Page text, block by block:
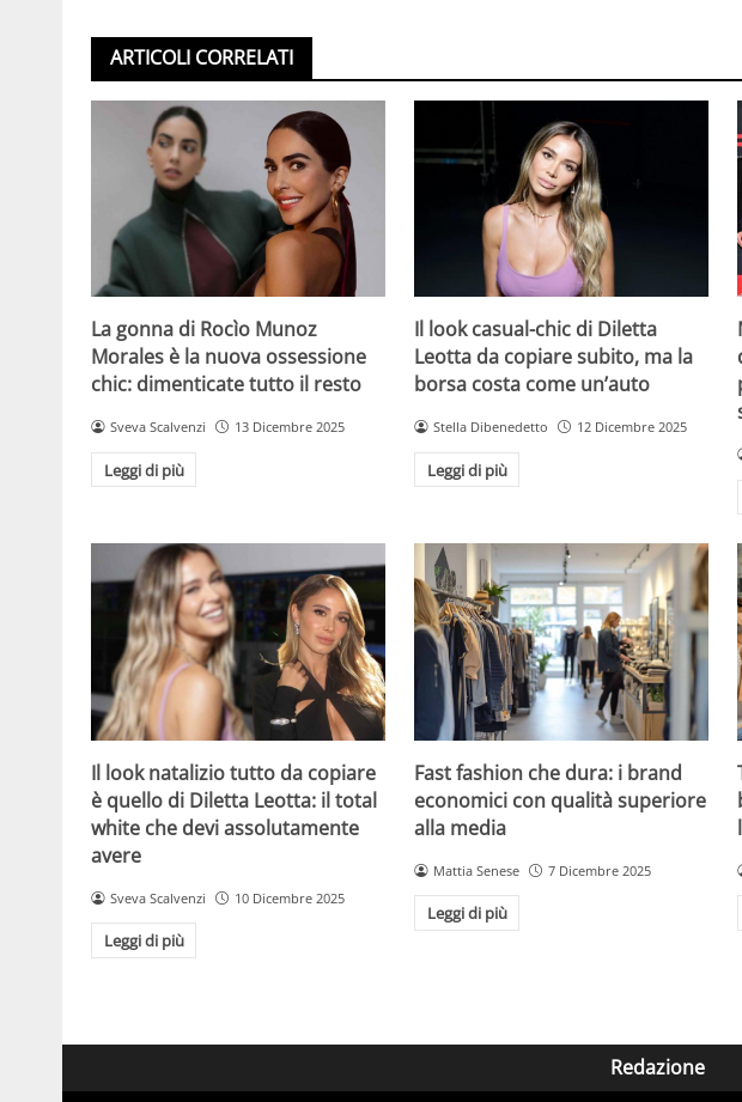
ARTICOLI CORRELATI
La gonna di Rocìo Munoz
Morales è la nuova ossessione
chic: dimenticate tutto il resto
Sveva Scalvenzi 13 Dicembre 2025
Leggi di più
Il look casual-chic di Diletta
Leotta da copiare subito, ma la
borsa costa come un’auto
Stella Dibenedetto 12 Dicembre 2025
Leggi di più
Il look natalizio tutto da copiare
è quello di Diletta Leotta: il total
white che devi assolutamente
avere
Sveva Scalvenzi 10 Dicembre 2025
Leggi di più
Fast fashion che dura: i brand
economici con qualità superiore
alla media
Mattia Senese 7 Dicembre 2025
Leggi di più
Redazione